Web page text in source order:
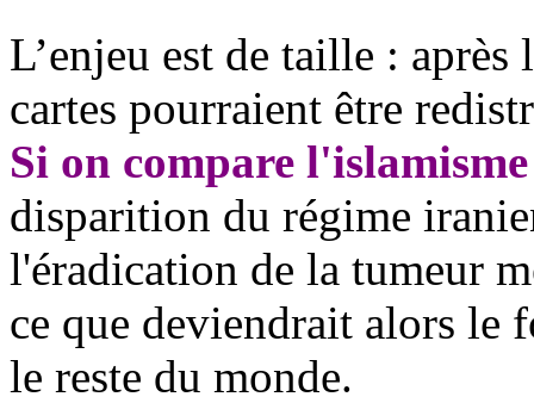
L’enjeu est de taille :
cartes pourraient être
Si on compare
disparition du régime
l'éradication de la tumeur
ce que deviendrait alors le
le reste du monde.